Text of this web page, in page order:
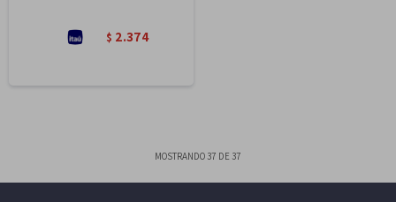
$ 2.374
MOSTRANDO 37 DE 37